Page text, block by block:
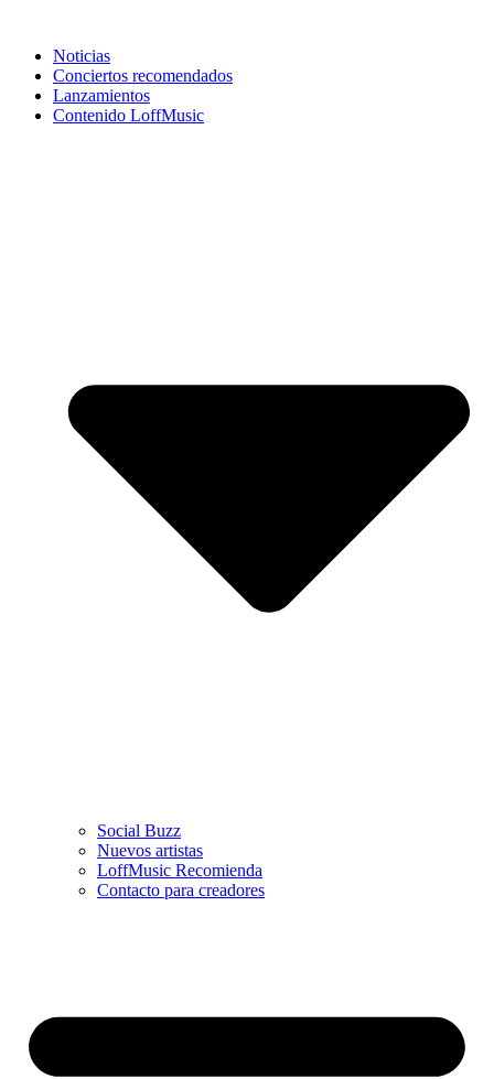
Noticias
Conciertos recomendados
Lanzamientos
Contenido LoffMusic
Social Buzz
Nuevos artistas
LoffMusic Recomienda
Contacto para creadores